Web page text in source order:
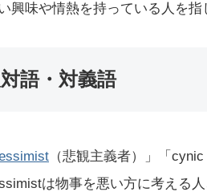
興味や情熱を持っている人を指
語・対義語
（悲観主義者）」「
は物事を悪い方に考える